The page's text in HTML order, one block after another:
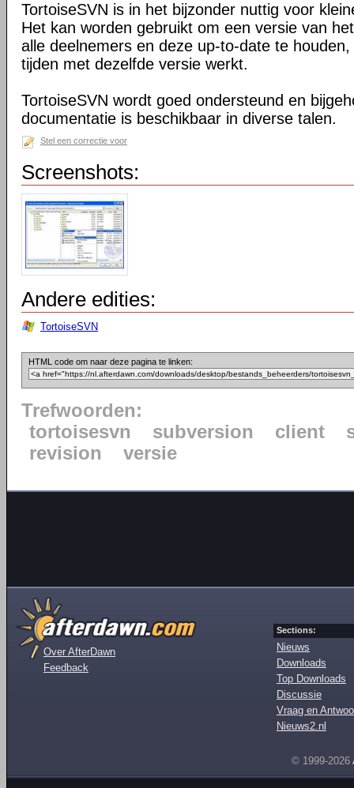
TortoiseSVN is in het bijzonder nuttig voor
Het kan worden gebruikt om een versie van
alle deelnemers en deze up-to-date te
tijden met dezelfde versie werkt.
TortoiseSVN wordt goed ondersteund en
documentatie is beschikbaar in diverse talen.
Stel een correctie voor
Screenshots:
Andere edities:
TortoiseSVN
HTML code om naar deze pagina te linken:
Trefwoorden:
tortoisesvn
subversion client
revision
versie
Over AfterDawn
Feedback
Sections:
Nieuws
Downloads
Top Downloads
Discussie
Vraag en
Nieuws2.nl
© 1999-2026